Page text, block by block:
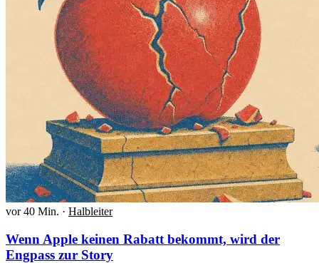
vor 40 Min. · Halbleiter
Wenn Apple keinen Rabatt bekommt, wird der
Engpass zur Story